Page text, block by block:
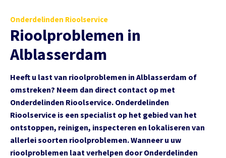
Onderdelinden Rioolservice
Rioolproblemen in
Alblasserdam
Heeft u last van rioolproblemen in Alblasserdam of
omstreken? Neem dan direct contact op met
Onderdelinden Rioolservice. Onderdelinden
Rioolservice is een specialist op het gebied van het
ontstoppen, reinigen, inspecteren en lokaliseren van
allerlei soorten rioolproblemen. Wanneer u uw
rioolproblemen laat verhelpen door Onderdelinden